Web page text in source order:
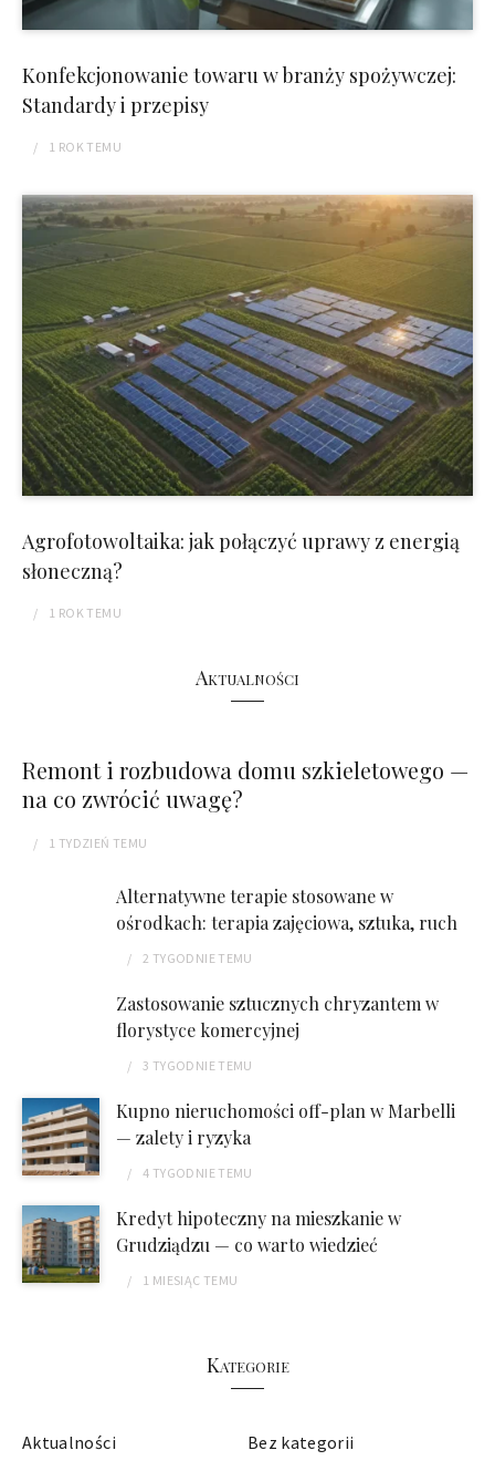
Konfekcjonowanie towaru w branży spożywczej:
Standardy i przepisy
1 ROKTEMU
Agrofotowoltaika: jak połączyć uprawy z energią
słoneczną?
1 ROKTEMU
Aktualności
Remont i rozbudowa domu szkieletowego —
na co zwrócić uwagę?
1 TYDZIEŃ TEMU
Alternatywne terapie stosowane w
ośrodkach: terapia zajęciowa, sztuka, ruch
2 TYGODNIETEMU
Zastosowanie sztucznych chryzantem w
florystyce komercyjnej
3 TYGODNIETEMU
Kupno nieruchomości off-plan w Marbelli
— zalety i ryzyka
4 TYGODNIETEMU
Kredyt hipoteczny na mieszkanie w
Grudziądzu — co warto wiedzieć
1 MIESIĄC TEMU
Kategorie
Aktualności
Bez kategorii